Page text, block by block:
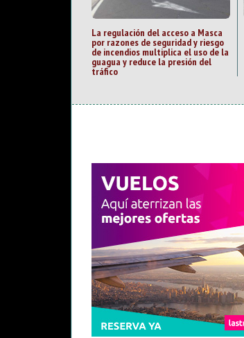
La regulación del acceso a Masca
por razones de seguridad y riesgo
de incendios multiplica el uso de la
guagua y reduce la presión del
tráfico